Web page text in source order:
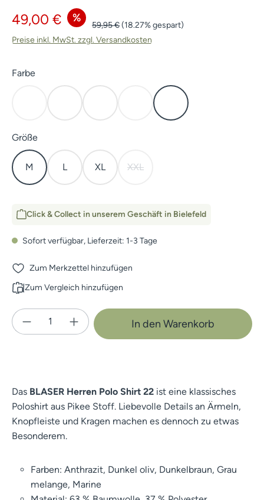
Verkaufspreis:
49,00 € %
Regulärer Preis:
59,95 €(18.27% gespart)
Preise inkl. MwSt. zzgl. Versandkosten
Farbeauswählen
Dunkelbraun
(Diese Option ist zurzeit nicht verfügbar.)
Anthrazit Dunkel OlivGrau melange
(Diese Option ist zurzeit nicht
Marine
Größeauswählen
M L XL XXL
(Diese Option ist zurzeit nicht
Click & Collect in unserem Geschäft in Bielefeld
Sofort verfügbar, Lieferzeit: 1-3 Tage
Zum Merkzettel hinzufügen
Zum Vergleich hinzufügen
Produkt Anzahl: Gib den gewünschten
In den Warenkorb
Das BLASER Herren Polo Shirt 22 ist eine klassisches
Poloshirt aus Pikee Stoff. Liebevolle Details an Ärmeln,
Knopfleiste und Kragen machen es dennoch zu etwas
Besonderem.
Farben: Anthrazit, Dunkel oliv, Dunkelbraun, Grau
melange, Marine